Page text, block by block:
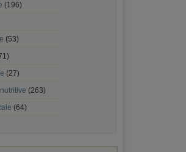
(196)
(53)
(27)
(263)
(64)